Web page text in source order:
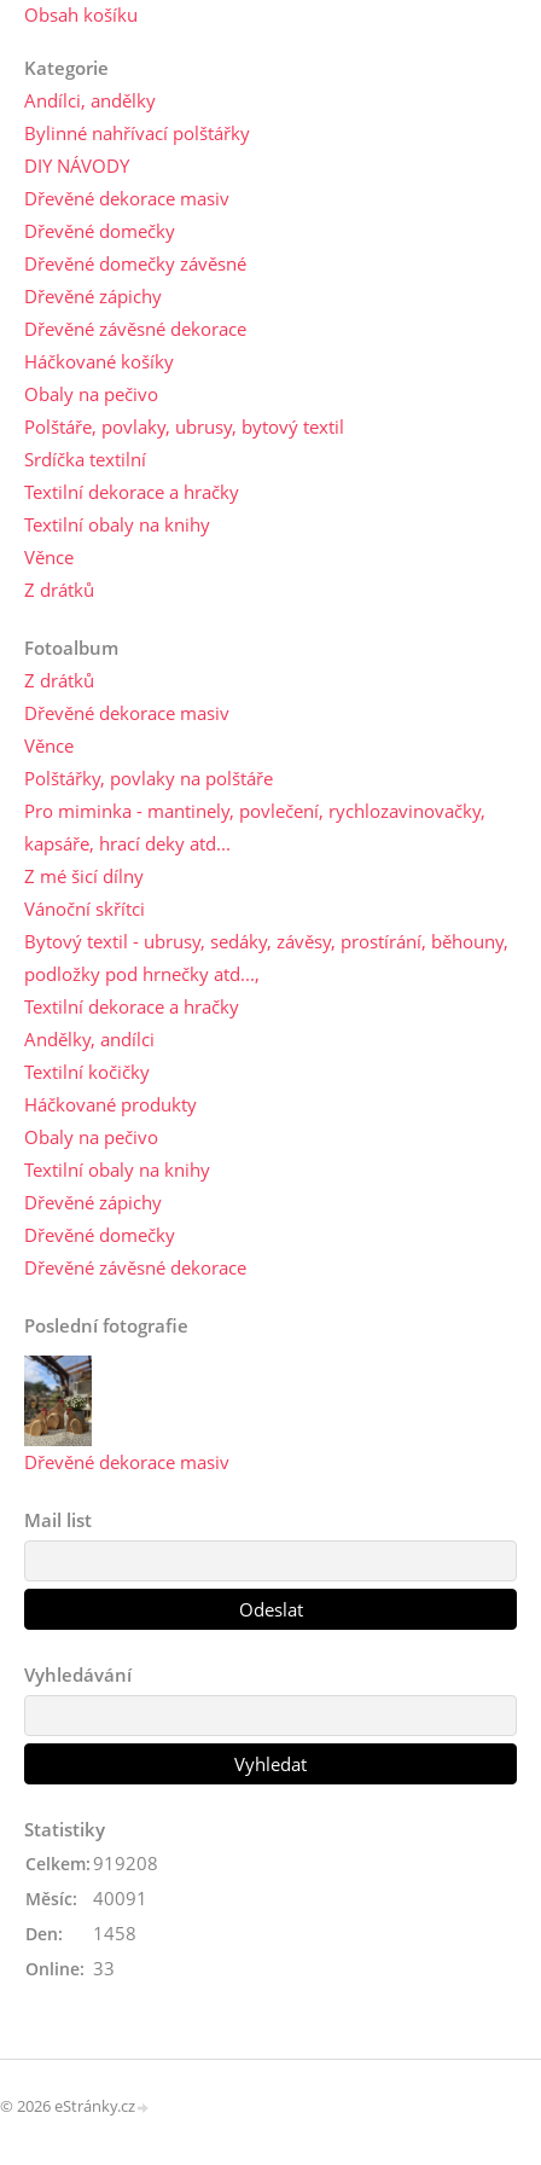
Obsah košíku
Kategorie
Andílci, andělky
Bylinné nahřívací polštářky
DIY NÁVODY
Dřevěné dekorace masiv
Dřevěné domečky
Dřevěné domečky závěsné
Dřevěné zápichy
Dřevěné závěsné dekorace
Háčkované košíky
Obaly na pečivo
Polštáře, povlaky, ubrusy, bytový textil
Srdíčka textilní
Textilní dekorace a hračky
Textilní obaly na knihy
Věnce
Z drátků
Fotoalbum
Z drátků
Dřevěné dekorace masiv
Věnce
Polštářky, povlaky na polštáře
Pro miminka - mantinely, povlečení, rychlozavinovačky,
kapsáře, hrací deky atd...
Z mé šicí dílny
Vánoční skřítci
Bytový textil - ubrusy, sedáky, závěsy, prostírání, běhouny,
podložky pod hrnečky atd...,
Textilní dekorace a hračky
Andělky, andílci
Textilní kočičky
Háčkované produkty
Obaly na pečivo
Textilní obaly na knihy
Dřevěné zápichy
Dřevěné domečky
Dřevěné závěsné dekorace
Poslední fotografie
Dřevěné dekorace masiv
Mail list
Vyhledávání
Statistiky
Online: 33
Celkem: 919208
Měsíc: 40091
Den: 1458
© 2026 eStránky.cz